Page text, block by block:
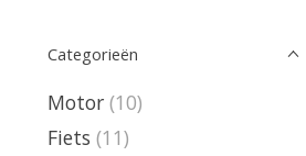
Categorieën
Motor (10)
Fiets (11)